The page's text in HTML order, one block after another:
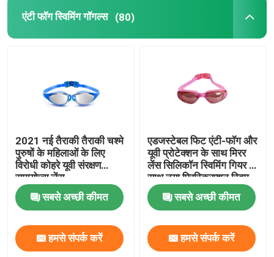
स्काइडाइविंग गॉगल्स
एंटी फॉग डाइविंग गॉगल्स
स्विमिंग सहायक उपकरण
स्कूबा डाइविंग स्नोर्कल
एंटी फॉग स्विमिंग गॉगल्स (80)
2021 नई तैराकी तैराकी चश्मे
पुरुषों के महिलाओं के लिए
विरोधी कोहरे यूवी संरक्षण
समायोज्य लेंस
सबसे अच्छी कीमत
हमसे संपर्क करें
एडजस्टेबल फिट एंटी-फॉग और
यूवी प्रोटेक्शन के साथ मिरर
लेंस सिलिकॉन स्विमिंग गियर के
साथ नया प्रिस्क्रिप्शन स्विम
गॉगल्स
सबसे अच्छी कीमत
हमसे संपर्क करें